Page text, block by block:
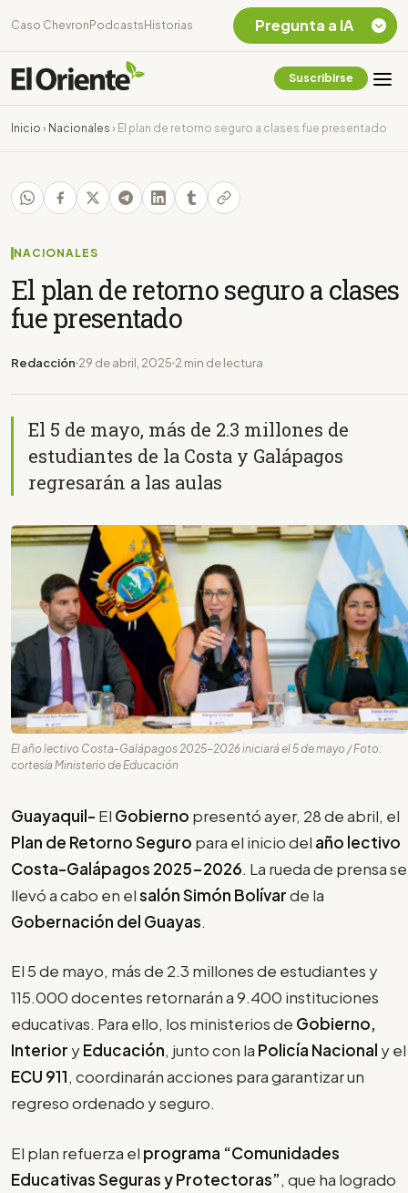
Caso Chevron Podcasts Historias
Suscribirse
Inicio › Nacionales › El plan de retorno seguro a clases fue presentado
NACIONALES
El plan de retorno seguro a clases
fue presentado
Redacción 29 de abril, 2025 2 min de lectura
El 5 de mayo, más de 2.3 millones de
estudiantes de la Costa y Galápagos
regresarán a las aulas
El año lectivo Costa-Galápagos 2025-2026 iniciará el 5 de mayo / Foto:
cortesía Ministerio de Educación
Guayaquil- El Gobierno presentó ayer, 28 de abril, el
Plan de Retorno Seguro para el inicio del año lectivo
Costa-Galápagos 2025-2026. La rueda de prensa se
llevó a cabo en elsalón Simón Bolívarde la
Gobernación del Guayas.
El 5 de mayo, más de 2.3 millones de estudiantes y
115.000 docentes retornarán a 9.400 instituciones
educativas. Para ello, los ministerios de Gobierno,
Interior yEducación, junto con la Policía Nacional y el
ECU 911, coordinarán acciones para garantizar un
regreso ordenado y seguro.
El plan refuerza el programa “Comunidades
Educativas Seguras y Protectoras”, que ha logrado
Pregunta a IA
Chevron Ecuador